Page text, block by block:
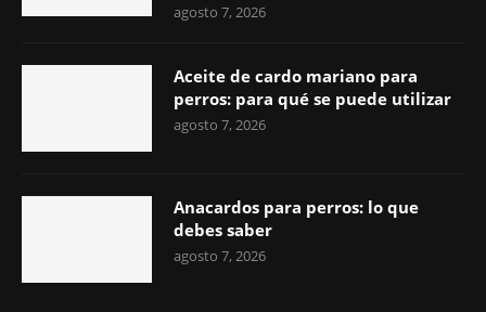
agosto 7, 2026
Aceite de cardo mariano para
perros: para qué se puede utilizar
agosto 7, 2026
Anacardos para perros: lo que
debes saber
agosto 7, 2026